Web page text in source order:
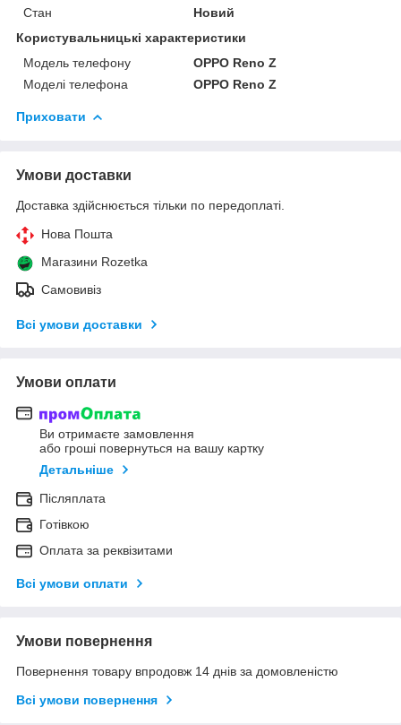
Стан
Новий
Користувальницькі характеристики
Модель телефону
OPPO Reno Z
Моделі телефона
OPPO Reno Z
Приховати
Умови доставки
Доставка здійснюється тільки по передоплаті.
Нова Пошта
Магазини Rozetka
Самовивіз
Всі умови доставки
Умови оплати
Ви отримаєте замовлення
або гроші повернуться на вашу картку
Детальніше
Післяплата
Готівкою
Оплата за реквізитами
Всі умови оплати
Умови повернення
Повернення товару впродовж 14 днів за домовленістю
Всі умови повернення